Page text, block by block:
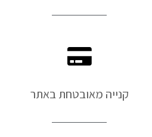
קנייה מאובטחת באתר